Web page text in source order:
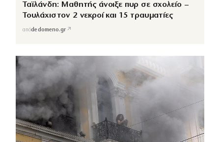
Ταϊλάνδη: Μαθητής άνοιξε πυρ σε σχολείο –
Τουλάχιστον 2 νεκροί και 15 τραυματίες
απόdedomeno.gr ↗